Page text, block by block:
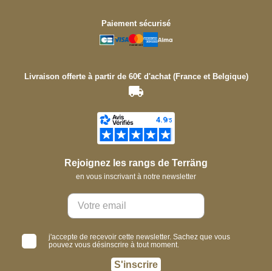
Paiement sécurisé
Livraison offerte à partir de 60€ d'achat (France et Belgique)
Rejoignez les rangs de Terräng
en vous inscrivant à notre newsletter
j'accepte de recevoir cette newsletter. Sachez que vous
pouvez vous désinscrire à tout moment.
S'inscrire